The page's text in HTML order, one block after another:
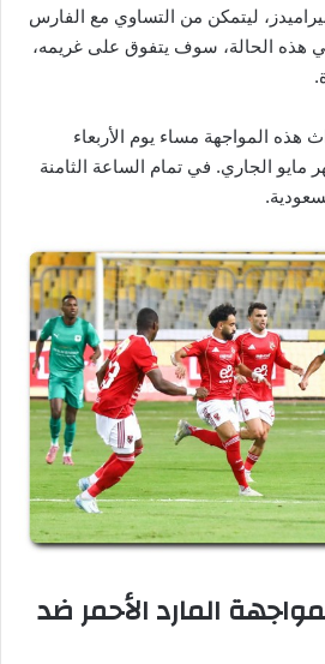
ليتمكن من التساوي مع الفارس
هذه الحالة، سوف يتفوق على غريمه،
هذه المواجهة مساء يوم الأربعاء
20 من شهر مايو الجاري. في تمام الساعة الثامنة
المارد الأحمر ضد